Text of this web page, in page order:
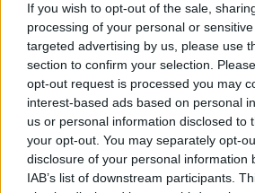
If you wish to opt-out of the sale,
processing of your personal or
targeted advertising by us, please use
section to confirm your selection.
opt-out request is processed you may
interest-based ads based on personal
us or personal information disclosed to
your opt-out. You may separately opt-
disclosure of your personal information
IAB’s list of downstream participants.
4 órája
Az F1-es Német Nagydíj
Domenicali szerint